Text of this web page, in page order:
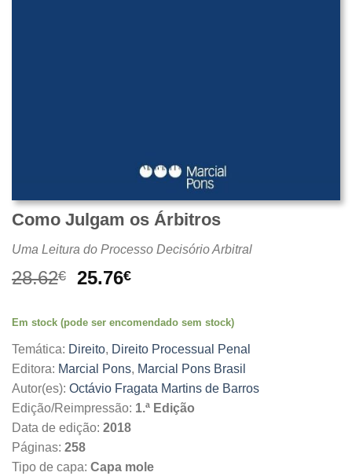
Como Julgam os Árbitros
Uma Leitura do Processo Decisório Arbitral
28.62€
O
original
28.62€.
25.76€O
atual
25.76€.
Em stock (pode ser encomendado sem stock)
Temática: Direito, Direito Processual Penal
Editora: Marcial Pons, Marcial Pons Brasil
Autor(es): Octávio Fragata Martins de Barros
Edição/Reimpressão: 1.ª Edição
Data de edição: 2018
Páginas: 258
Tipo de capa: Capa mole